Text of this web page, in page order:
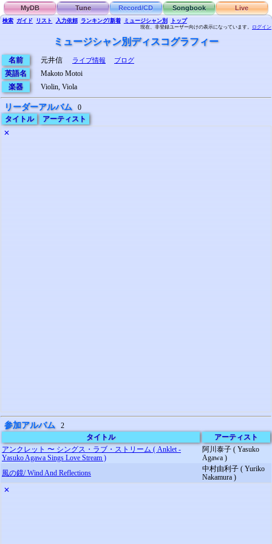
MyDB Tune Record/CD Songbook Live
検索 ガイド リスト 入力依頼 ランキング/新着 ミュージシャン別 トップ
現在、非登録ユーザー向けの表示になっています。 ログイン
ミュージシャン別ディスコグラフィー
名前 元井信 ライブ情報 ブログ
英語名
Makoto Motoi
楽器
Violin, Viola
リーダーアルバム
0
タイトル
アーティスト
✕
参加アルバム
2
タイトル
アーティスト
アンクレット 〜 シングス・ラブ・ストリーム ( Anklet -
Yasuko Agawa Sings Love Stream )
阿川泰子 ( Yasuko
Agawa )
風の鏡/ Wind And Reflections
中村由利子 ( Yuriko
Nakamura )
✕